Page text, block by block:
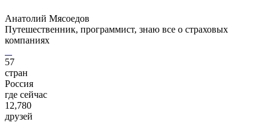
Анатолий Мясоедов
Путешественник, программист, знаю все о страховых
компаниях
57
стран
Россия
где сейчас
12,780
друзей